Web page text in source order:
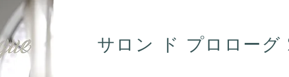
サロン ド プロロー